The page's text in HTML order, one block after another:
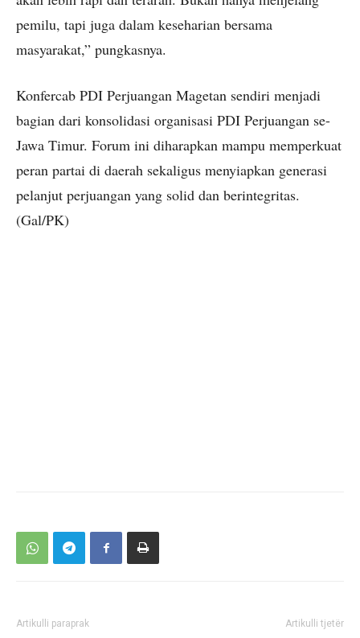
pemilu, tapi juga dalam keseharian bersama
masyarakat,” pungkasnya.
Konfercab PDI Perjuangan Magetan sendiri menjadi
bagian dari konsolidasi organisasi PDI Perjuangan se-
Jawa Timur. Forum ini diharapkan mampu memperkuat
peran partai di daerah sekaligus menyiapkan generasi
pelanjut perjuangan yang solid dan berintegritas.
(Gal/PK)
Artikulli paraprak Artikulli tjetër